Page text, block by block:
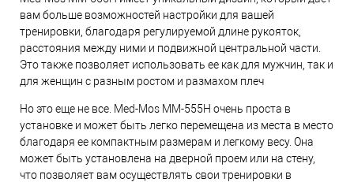
вам больше возможностей настройки для вашей
тренировки, благодаря регулируемой длине рукояток,
расстояния между ними и подвижной центральной части.
Это также позволяет использовать ее как для мужчин, так и
для женщин с разным ростом и размахом плеч
Но это еще не все. Med-Mos MM-555Н очень проста в
установке и может быть легко перемещена из места в место
благодаря ее компактным размерам и легкому весу. Она
может быть установлена на дверной проем или на стену,
что позволяет вам осуществлять свои тренировки в